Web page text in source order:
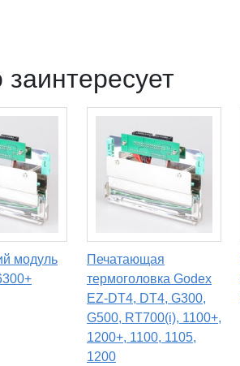
модуль
Печатающая
термоголовка Godex
EZ-DT4, DT4, G300,
G500, RT700(i), 1100+,
1200+, 1100, 1105,
1200